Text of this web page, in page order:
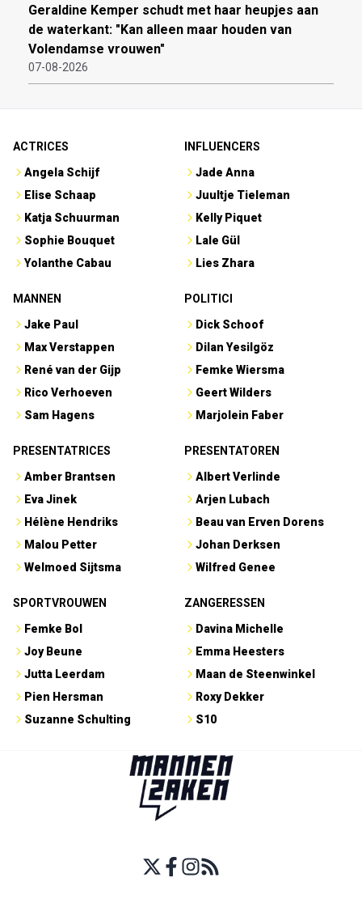
Geraldine Kemper schudt met haar heupjes aan
de waterkant: "Kan alleen maar houden van
Volendamse vrouwen"
07-08-2026
ACTRICES
Angela Schijf
Elise Schaap
Katja Schuurman
Sophie Bouquet
Yolanthe Cabau
INFLUENCERS
Jade Anna
Juultje Tieleman
Kelly Piquet
Lale Gül
Lies Zhara
MANNEN
Jake Paul
Max Verstappen
René van der Gijp
Rico Verhoeven
Sam Hagens
POLITICI
Dick Schoof
Dilan Yesilgöz
Femke Wiersma
Geert Wilders
Marjolein Faber
PRESENTATRICES
Amber Brantsen
Eva Jinek
Hélène Hendriks
Malou Petter
Welmoed Sijtsma
PRESENTATOREN
Albert Verlinde
Arjen Lubach
Beau van Erven Dorens
Johan Derksen
Wilfred Genee
SPORTVROUWEN
Femke Bol
Joy Beune
Jutta Leerdam
Pien Hersman
Suzanne Schulting
ZANGERESSEN
Davina Michelle
Emma Heesters
Maan de Steenwinkel
Roxy Dekker
S10